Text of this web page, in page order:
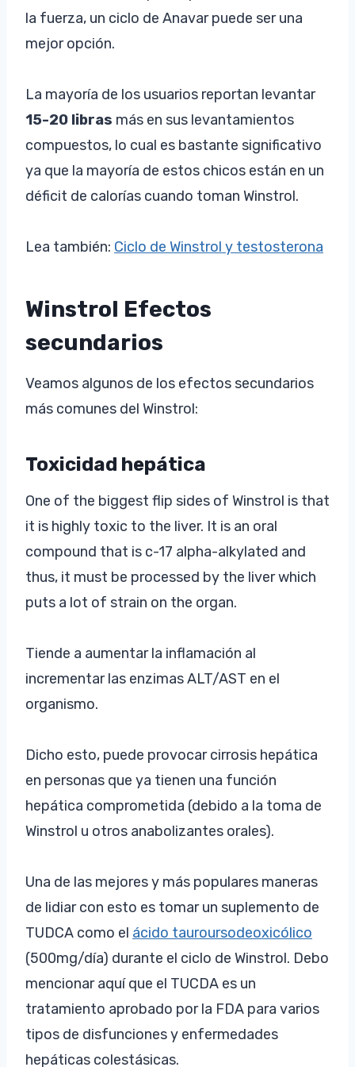
la fuerza, un ciclo de Anavar puede ser una
mejor opción.
La mayoría de los usuarios reportan levantar
15-20 libras más en sus levantamientos
compuestos, lo cual es bastante significativo
ya que la mayoría de estos chicos están en un
déficit de calorías cuando toman Winstrol.
Lea también: Ciclo de Winstrol y testosterona
Winstrol Efectos
secundarios
Veamos algunos de los efectos secundarios
más comunes del Winstrol:
Toxicidad hepática
One of the biggest flip sides of Winstrol is that
it is highly toxic to the liver. It is an oral
compound that is c-17 alpha-alkylated and
thus, it must be processed by the liver which
puts a lot of strain on the organ.
Tiende a aumentar la inflamación al
incrementar las enzimas ALT/AST en el
organismo.
Dicho esto, puede provocar cirrosis hepática
en personas que ya tienen una función
hepática comprometida (debido a la toma de
Winstrol u otros anabolizantes orales).
Una de las mejores y más populares maneras
de lidiar con esto es tomar un suplemento de
TUDCA como el ácido tauroursodeoxicólico
(500mg/día) durante el ciclo de Winstrol. Debo
mencionar aquí que el TUCDA es un
tratamiento aprobado por la FDA para varios
tipos de disfunciones y enfermedades
hepáticas colestásicas.